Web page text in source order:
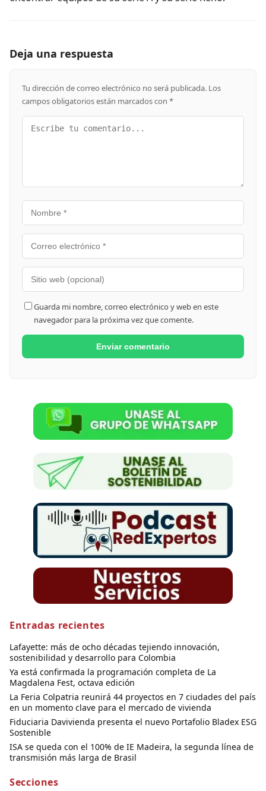
Deja una respuesta
Tu dirección de correo electrónico no será publicada. Los
campos obligatorios están marcados con *
Guarda mi nombre, correo electrónico y web en este
navegador para la próxima vez que comente.
Entradas recientes
Lafayette: más de ocho décadas tejiendo innovación,
sostenibilidad y desarrollo para Colombia
Ya está confirmada la programación completa de La
Magdalena Fest, octava edición
La Feria Colpatria reunirá 44 proyectos en 7 ciudades del país
en un momento clave para el mercado de vivienda
Fiduciaria Davivienda presenta el nuevo Portafolio Bladex ESG
Sostenible
ISA se queda con el 100% de IE Madeira, la segunda línea de
transmisión más larga de Brasil
Secciones